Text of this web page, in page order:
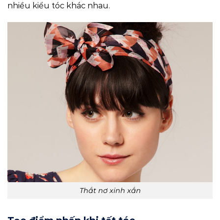
nhiều kiểu tóc khác nhau.
Thắt nơ xinh xắn